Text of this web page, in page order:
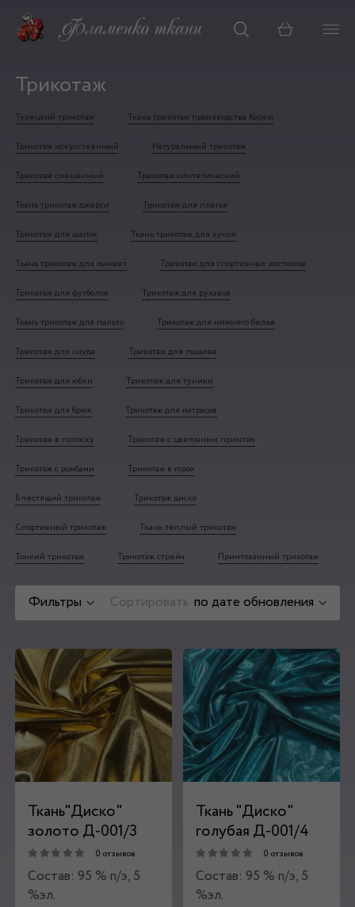
Корзина
Трикотаж
Турецкий трикотаж Ткань трикотаж производства Кореи
Трикотаж искусственный Натуральный трикотаж
Трикотаж смешанный Трикотаж синтетический
Ткань трикотаж джерси Трикотаж для платья
Трикотаж для шапок Ткань трикотаж для кукол
Ткань трикотаж для манжет Трикотаж для спортивных костюмов
Трикотаж для футболок Трикотаж для рукавов
Ткань трикотаж для пальто Трикотаж для нижнего белья
Трикотаж для снуда Трикотаж для пошива
Трикотаж для юбки Трикотаж для туники
Трикотаж для брюк Трикотаж для матрасов
Трикотаж в полоску Трикотаж с цветочным принтом
Трикотаж с ромбами Трикотаж в горох
Блестящий трикотаж Трикотаж диско
Спортивный трикотаж Ткань теплый трикотаж
Тонкий трикотаж Трикотаж стрейч Принтованный трикотаж
Фильтры Сортировать по дате обновления
Ткань"Диско"
золото Д-001/3
0 отзывов
Состав: 95 % п/э, 5
%эл.
Ткань "Диско"
голубая Д-001/4
0 отзывов
Состав: 95 % п/э, 5
%эл.